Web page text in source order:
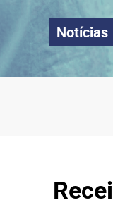
Notícias